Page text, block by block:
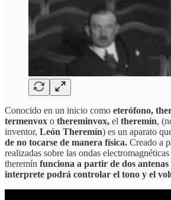
Conocido en un inicio como eterófono,
termenvox o thereminvox, el theremín,
inventor, León Theremín) es un aparato
de no tocarse de manera física. Creado a
realizadas sobre las ondas
theremín funciona a partir de dos antenas
interprete podrá controlar el tono y el